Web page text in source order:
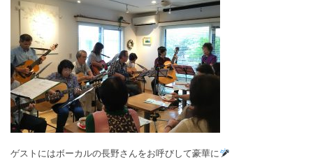
ゲストにはボーカルの長野さんをお呼びして豪華に